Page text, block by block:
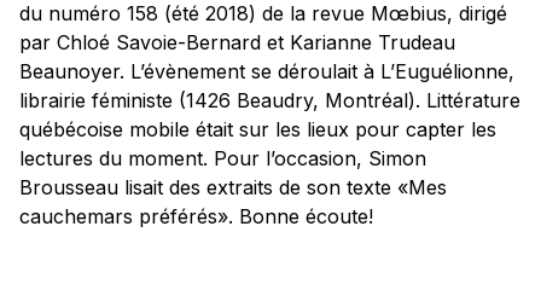
du numéro 158 (été 2018) de la revue Mœbius, dirigé
par Chloé Savoie-Bernard et Karianne Trudeau
Beaunoyer. L’évènement se déroulait à L’Euguélionne,
librairie féministe (1426 Beaudry, Montréal). Littérature
québécoise mobile était sur les lieux pour capter les
lectures du moment. Pour l’occasion, Simon
Brousseau lisait des extraits de son texte «Mes
cauchemars préférés». Bonne écoute!